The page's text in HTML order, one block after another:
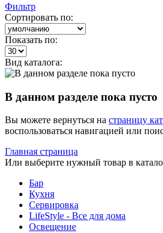
Фильтр
Сортировать по:
Показать по:
Вид каталога:
В данном разделе пока пусто
Вы можете вернуться на страницу
воспользоваться навигацией или
Главная страница
Или выберите нужный товар в
Бар
Кухня
Сервировка
LifeStyle - Все для дома
Освещение